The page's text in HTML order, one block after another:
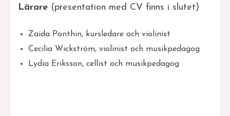
Lärare (presentation med CV finns i slutet)
Zaida Ponthin, kursledare och violinist
Cecilia Wickström, violinist och musikpedagog
Lydia Eriksson, cellist och musikpedagog